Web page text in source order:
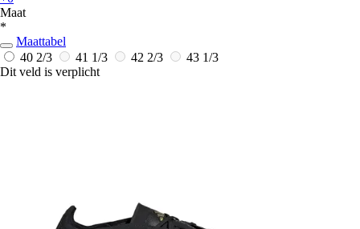
Maat
*
Maattabel
40 2/3
41 1/3 42 2/3
43 1/3
Dit veld is verplicht